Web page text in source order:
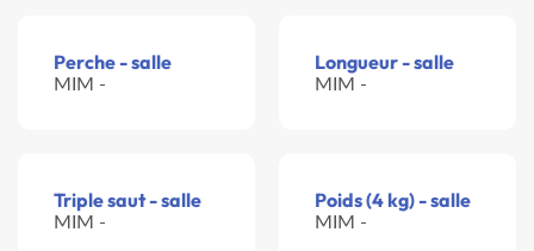
Perche - salle
MIM -
Longueur - salle
MIM -
Triple saut - salle
MIM -
Poids (4 kg) - salle
MIM -